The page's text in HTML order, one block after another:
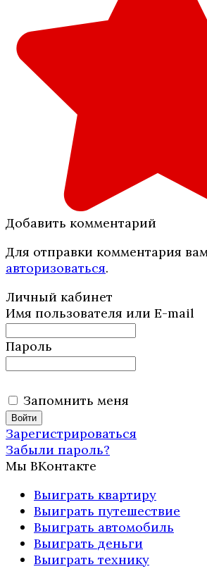
Добавить комментарий
Для отправки комментария
авторизоваться.
Личный кабинет
Имя пользователя или E-mail
Пароль
Запомнить меня
Зарегистрироваться
Забыли пароль?
Мы ВКонтакте
Выиграть квартиру
Выиграть путешествие
Выиграть автомобиль
Выиграть деньги
Выиграть технику